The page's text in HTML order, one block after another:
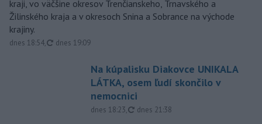
kraji, vo väčšine okresov Trenčianskeho, Trnavského a
Žilinského kraja a v okresoch Snina a Sobrance na východe
krajiny.
dnes 18:54, aktualizované
dnes 19:09
Na kúpalisku Diakovce UNIKALA
LÁTKA, osem ľudí skončilo v
nemocnici
dnes 18:23, aktualizované
dnes 21:38